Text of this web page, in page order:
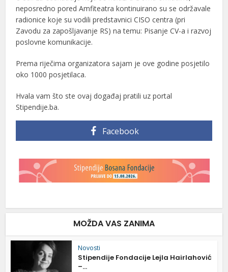
neposredno pored Amfiteatra kontinuirano su se održavale
radionice koje su vodili predstavnici CISO centra (pri
Zavodu za zapošljavanje RS) na temu: Pisanje CV-a i razvoj
poslovne komunikacije.
Prema riječima organizatora sajam je ove godine posjetilo
oko 1000 posjetilaca.
Hvala vam što ste ovaj događaj pratili uz portal
Stipendije.ba.
Facebook
MOŽDA VAS ZANIMA
Novosti
Stipendije Fondacije Lejla Hairlahović
–...